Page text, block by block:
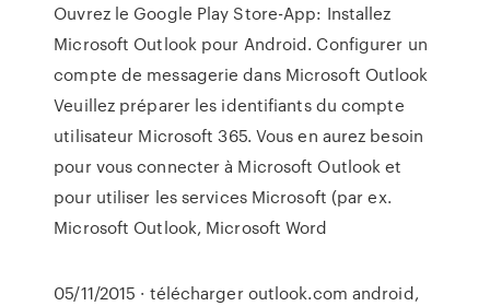
Ouvrez le Google Play Store-App: Installez
Microsoft Outlook pour Android. Configurer un
compte de messagerie dans Microsoft Outlook
Veuillez préparer les identifiants du compte
utilisateur Microsoft 365. Vous en aurez besoin
pour vous connecter à Microsoft Outlook et
pour utiliser les services Microsoft (par ex.
Microsoft Outlook, Microsoft Word
05/11/2015 · télécharger outlook.com android,